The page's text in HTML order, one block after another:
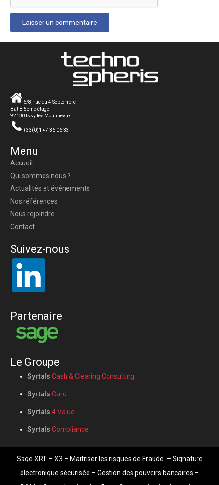
Laisser un commentaire
6/8, rue du 4 Septembre
Bat B-5ème étage
92130 Issy les Moulineaux
+33(0)1 47 36 06 33
Menu
Accueil
Qui sommes nous ?
Actualités et événements
Nos références
Nous rejoindre
Contact
Suivez-nous
Partenaire
Le Groupe
Syrtals Cash & Clearing Consulting
Syrtals Card
Syrtals 4 Value
Syrtals Compliance
Sage XRT– X3 – Maitriser les risques de Fraude – Signature
électronique sécurisée – Gestion des pouvoirs bancaires –